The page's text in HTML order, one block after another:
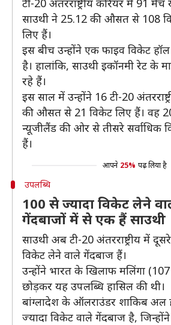
टी-20 अंतरराष्ट्रीय करियर में 91
साउथी ने 25.12 की औसत से 108
लिए हैं।
इस बीच उन्होंने एक फाइव विकेट
है। हालांकि, साउथी इकॉनमी रेट के
रहे हैं।
इस साल में उन्होंने 16 टी-20
की औसत से 21 विकेट लिए हैं। वह
न्यूजीलैंड की ओर से तीसरे सर्वाधिक
हैं।
आपने 25% पढ़ लिया है
उपलब्धि
100 से ज्यादा विकेट लेने
गेंदबाजों में से एक हैं साउथी
साउथी अब टी-20 अंतरराष्ट्रीय में
विकेट लेने वाले गेंदबाज हैं।
उन्होंने भारत के खिलाफ मलिंगा
छोड़कर यह उपलब्धि हासिल की थी।
बांग्लादेश के ऑलराउंडर शाकिब अल
ज्यादा विकेट वाले गेंदबाज है,